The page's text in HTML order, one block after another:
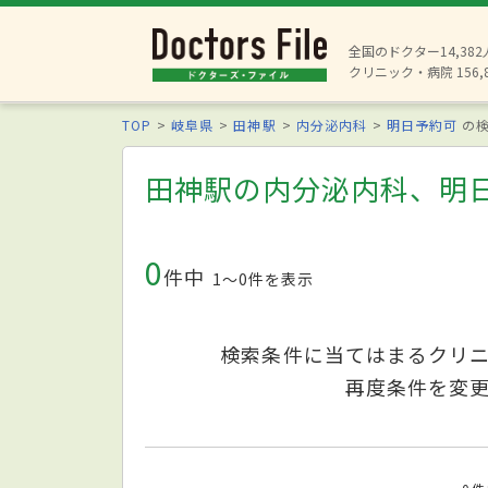
全国のドクター14,382
クリニック・病院
TOP 岐阜県 田神駅 内分泌内科 明日予約可 の
田神駅の内分泌内科、明
0件中 1〜0件を表示
検索条件に当てはまるクリ
再度条件を変